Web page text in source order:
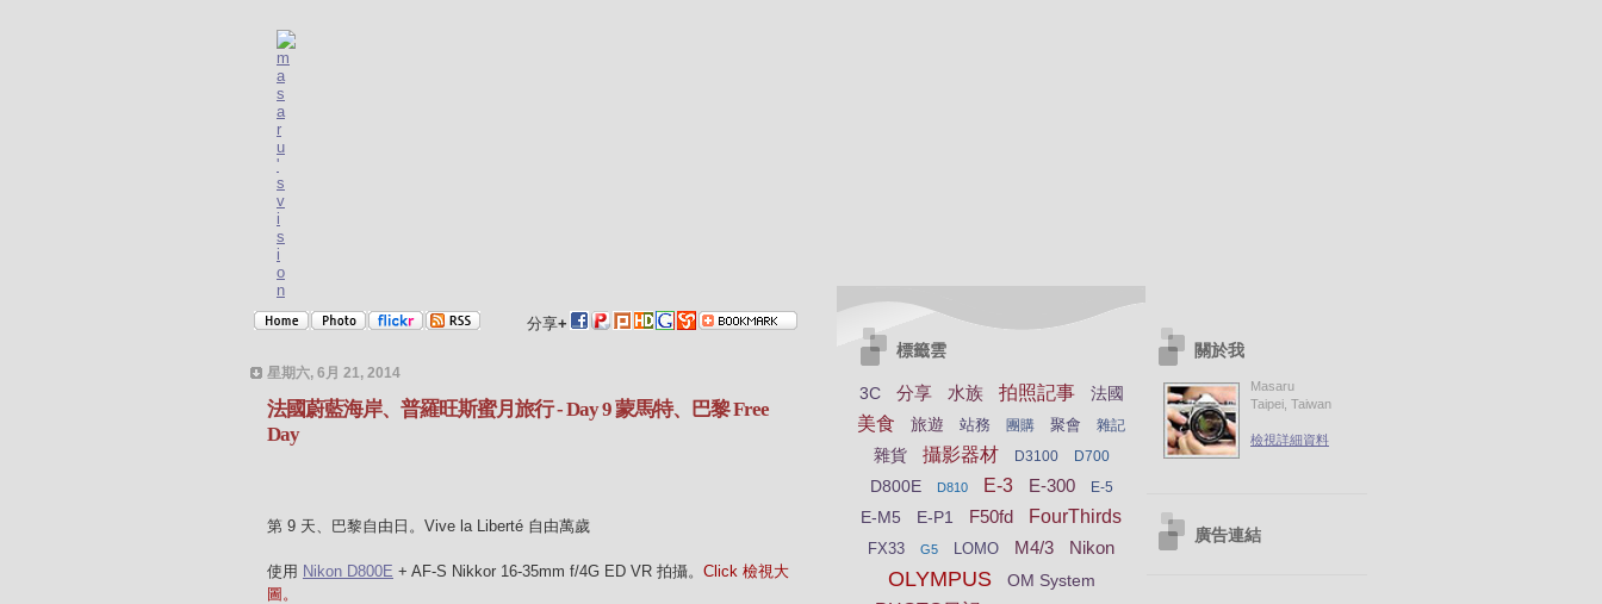
分享+
星期六, 6月 21, 2014
法國蔚藍海岸、普羅旺斯蜜月旅行 - Day 9 蒙馬特、巴黎 Free
Day
第 9 天、巴黎自由日。Vive la Liberté 自由萬歲
使用 Nikon D800E + AF-S Nikkor 16-35mm f/4G ED VR 拍攝。 Click 檢視大
圖。
標籤雲
3C 分享 水族 拍照記事 法國
美食 旅遊 站務 團購 聚會 雜記
雜貨 攝影器材 D3100 D700
D800E D810 E-3 E-300 E-5
E-M5 E-P1 F50fd FourThirds
FX33 G5 LOMO M4/3 Nikon
OLYMPUS OM System
關於我
Masaru
Taipei, Taiwan
檢視詳細資料
廣告連結